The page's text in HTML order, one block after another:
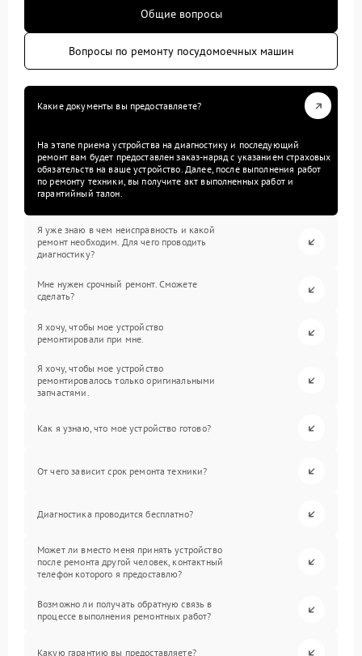
Общие вопросы
Вопросы по ремонту посудомоечных машин
Какие документы вы предоставляете?
На этапе приема устройства на диагностику и последующий
ремонт вам будет предоставлен заказ-наряд с указанием страховых
обязательств на ваше устройство. Далее, после выполнения работ
по ремонту техники, вы получите акт выполненных работ и
гарантийный талон.
Я уже знаю в чем неисправность и какой
ремонт необходим. Для чего проводить
диагностику?
Мне нужен срочный ремонт. Сможете
сделать?
Я хочу, чтобы мое устройство
ремонтировали при мне.
Я хочу, чтобы мое устройство
ремонтировалось только оригинальными
запчастями.
Как я узнаю, что мое устройство готово?
От чего зависит срок ремонта техники?
Диагностика проводится бесплатно?
Может ли вместо меня принять устройство
после ремонта другой человек, контактный
телефон которого я предоставлю?
Возможно ли получать обратную связь в
процессе выполнения ремонтных работ?
Какую гарантию вы предоставляете?